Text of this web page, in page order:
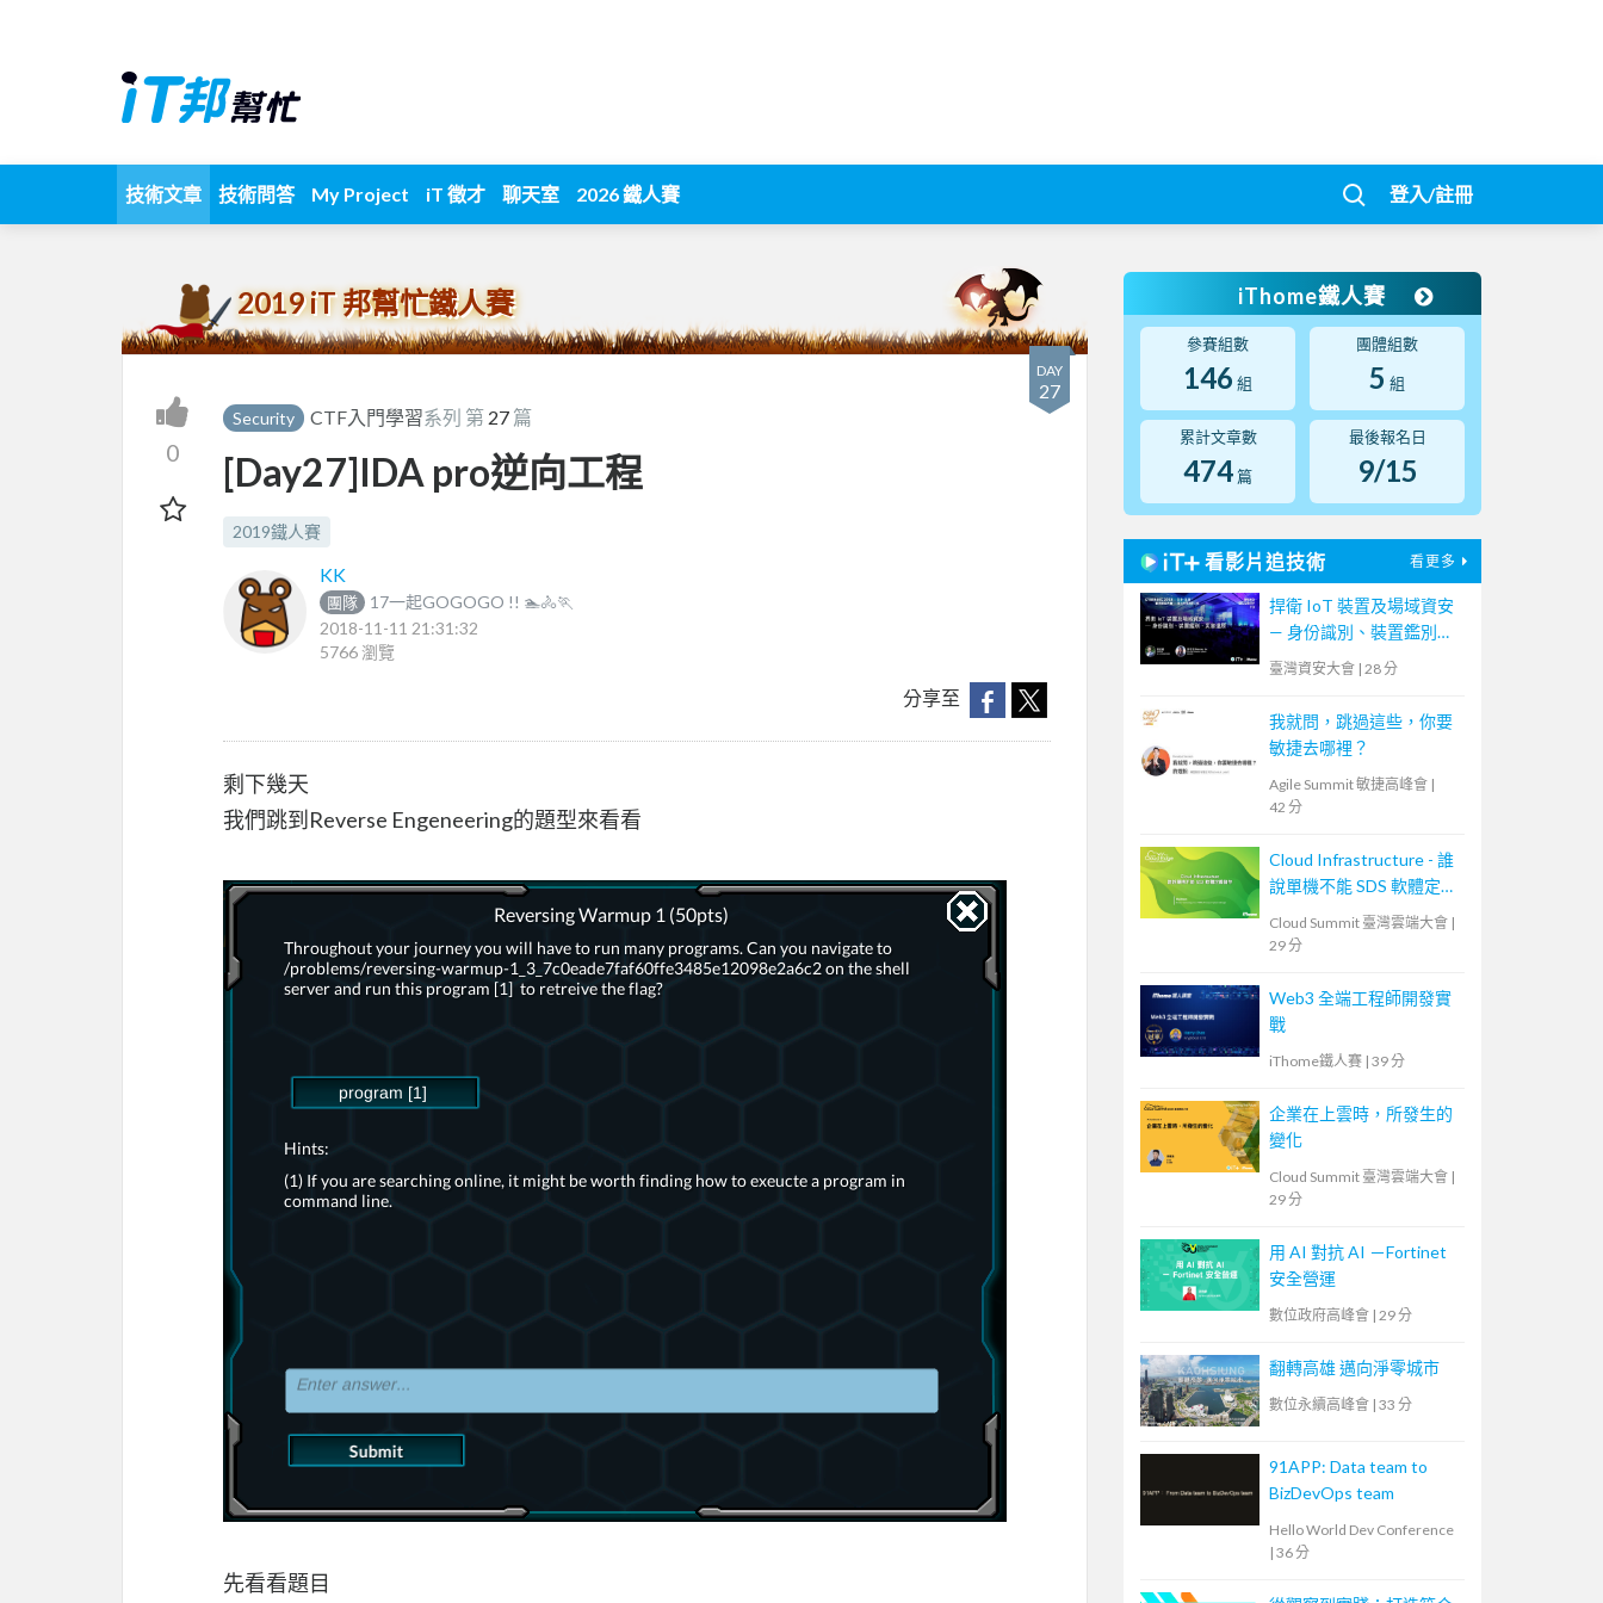
技術文章 技術問答 My Project iT 徵才 聊天室 2026 鐵人賽 登入/註冊
2019 iT 邦幫忙鐵人賽
DAY
27
0
Security CTF入門學習系列 第 27 篇
[Day27]IDA pro逆向工程
2019鐵人賽
KK
團隊
17一起GOGOGO !! 🏊🚴‍🏃
2018-11-11 21:31:32
5766 瀏覽
分享至
剩下幾天
我們跳到Reverse Engeneering的題型來看看
先看看題目
iThome鐵人賽
參賽組數
146 組
團體組數
5 組
累計文章數
474 篇
最後報名日
9/15
看影片追技術 看更多
捍衛 IoT 裝置及場域資安
— 身份識別、裝置鑑別、
災害還原
臺灣資安大會 | 28 分
我就問，跳過這些，你要
敏捷去哪裡？
Agile Summit 敏捷高峰會 |
42 分
Cloud Infrastructure - 誰
說單機不能 SDS 軟體定義
Cloud Summit 臺灣雲端大會 |
29 分
Web3 全端工程師開發實
戰
iThome鐵人賽 | 39 分
企業在上雲時，所發生的
變化
Cloud Summit 臺灣雲端大會 |
29 分
用 AI 對抗 AI －Fortinet
安全營運
數位政府高峰會 | 29 分
翻轉高雄 邁向淨零城市
數位永續高峰會 | 33 分
91APP: Data team to
BizDevOps team
Hello World Dev Conference
| 36 分